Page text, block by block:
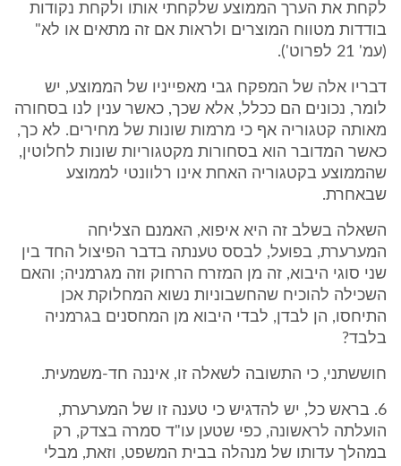
לקחת את הערך הממוצע שלקחתי אותו ולקחת נקודות
בודדות מטווח המוצרים ולראות אם זה מתאים או לא"
(עמ' 21 לפרוט').
דבריו אלה של המפקח גבי מאפייניו של הממוצע, יש
לומר, נכונים הם ככלל, אלא שכך, כאשר ענין לנו בסחורה
מאותה קטגוריה אף כי מרמות שונות של מחירים. לא כך,
כאשר המדובר הוא בסחורות מקטגוריות שונות לחלוטין,
שהממוצע בקטגוריה האחת אינו רלוונטי לממוצע
שבאחרת.
השאלה בשלב זה היא איפוא, האמנם הצליחה
המערערת, בפועל, לבסס טענתה בדבר הפיצול החד בין
שני סוגי היבוא, זה מן המזרח הרחוק וזה מגרמניה; והאם
השכילה להוכיח שהחשבוניות נשוא המחלוקת אכן
התיחסו, הן לבדן, לבדי היבוא מן המחסנים בגרמניה
בלבד?
חוששתני, כי התשובה לשאלה זו, איננה חד-משמעית.
6. בראש כל, יש להדגיש כי טענה זו של המערערת,
הועלתה לראשונה, כפי שטען עו"ד סמרה בצדק, רק
במהלך עדותו של מנהלה בבית המשפט, וזאת, מבלי